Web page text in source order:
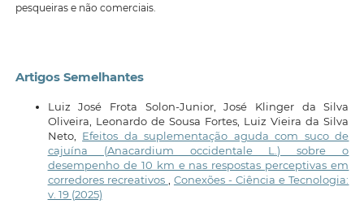
pesqueiras e não comerciais.
Artigos Semelhantes
Luiz José Frota Solon-Junior, José Klinger da Silva
Oliveira, Leonardo de Sousa Fortes, Luiz Vieira da Silva
Neto, Efeitos da suplementação aguda com suco de
cajuína (Anacardium occidentale L.) sobre o
desempenho de 10 km e nas respostas perceptivas em
corredores recreativos , Conexões - Ciência e Tecnologia:
v. 19 (2025)